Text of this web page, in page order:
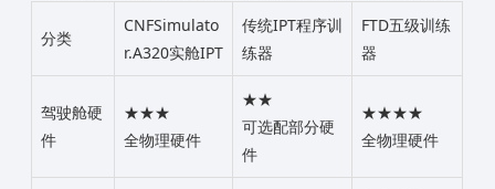
分类
CNFSimulato
r.A320实舱IPT
传统IPT程序训
练器
FTD五级训练
器
驾驶舱硬
件
★★★
全物理硬件
★★
可选配部分硬
件
★★★★
全物理硬件